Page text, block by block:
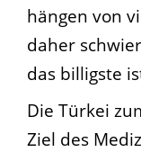
hängen von
daher
das billigste
Die Türkei
Ziel des